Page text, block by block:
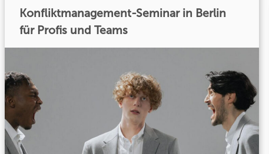
Konfliktmanagement-Seminar in Berlin
für Profis und Teams